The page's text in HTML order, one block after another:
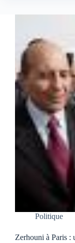
Politique
Zerhouni à Paris :